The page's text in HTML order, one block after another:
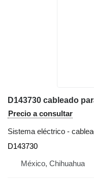
D143730 cableado
Precio a consultar
Sistema eléctrico -
D143730
México, Chihuahua